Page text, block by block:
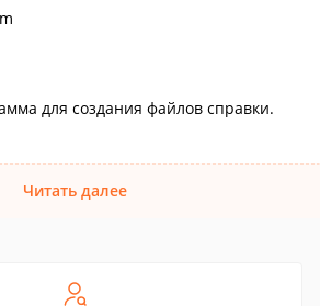
для создания файлов справки.
Читать далее